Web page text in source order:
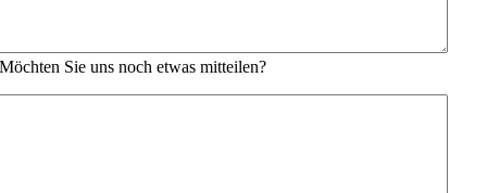
Möchten Sie uns noch etwas mitteilen?